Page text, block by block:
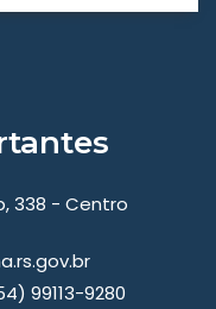
338 - Centro
99113-9280